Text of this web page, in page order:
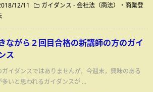
12/11
ガイダンス -会社法（商法）・商業登
ながら２回目合格の新講師の方のガイ
ス
ガイダンスではありませんが，今週末，興味のある
多いと思われるガイダンスが ...